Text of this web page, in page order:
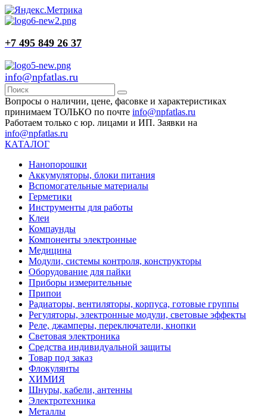
+7 495 849 26 37
info@npfatlas.ru
Вопросы о наличии, цене, фасовке и характеристиках
принимаем ТОЛЬКО по почте info@npfatlas.ru
Работаем только с юр. лицами и ИП. Заявки на
info@npfatlas.ru
КАТАЛОГ
Нанопорошки
Аккумуляторы, блоки питания
Вспомогательные материалы
Герметики
Инструменты для работы
Клеи
Компаунды
Компоненты электронные
Медицина
Модули, системы контроля, конструкторы
Оборудование для пайки
Приборы измерительные
Припои
Радиаторы, вентиляторы, корпуса, готовые группы
Регуляторы, электронные модули, световые эффекты
Реле, джамперы, переключатели, кнопки
Световая электроника
Средства индивидуальной защиты
Товар под заказ
Флокулянты
ХИМИЯ
Шнуры, кабели, антенны
Электротехника
Металлы